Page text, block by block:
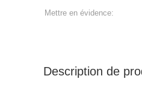
Mettre en évidence:
Description de